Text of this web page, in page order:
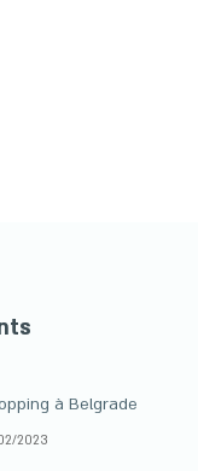
à Belgrade
2023